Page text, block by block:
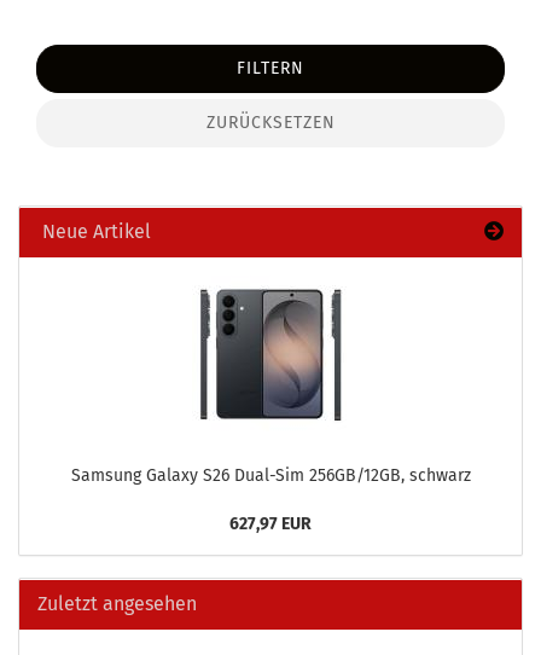
FILTERN
ZURÜCKSETZEN
Neue Artikel
Sam­sung Ga­la­xy S26 Dual-​Sim 256GB/12GB, schwarz
627,97 EUR
Zuletzt angesehen